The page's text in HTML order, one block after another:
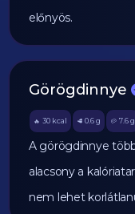
előnyös.
Görögdinnye
🔥 30 kcal 🥩 0.6g 🥔 7.6 g
A görögdinnye
alacsony a
nem lehet